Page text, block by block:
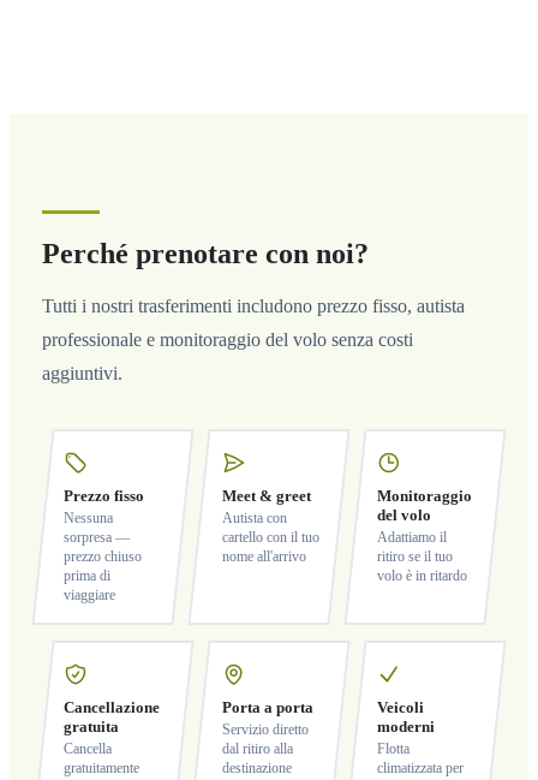
Perché prenotare con noi?
Tutti i nostri trasferimenti includono prezzo fisso, autista
professionale e monitoraggio del volo senza costi
aggiuntivi.
Prezzo fisso
Nessuna
sorpresa —
prezzo chiuso
prima di
viaggiare
Meet & greet
Autista con
cartello con il tuo
nome all'arrivo
Monitoraggio
del volo
Adattiamo il
ritiro se il tuo
volo è in ritardo
Cancellazione
gratuita
Cancella
gratuitamente
Porta a porta
Servizio diretto
dal ritiro alla
destinazione
Veicoli
moderni
Flotta
climatizzata per